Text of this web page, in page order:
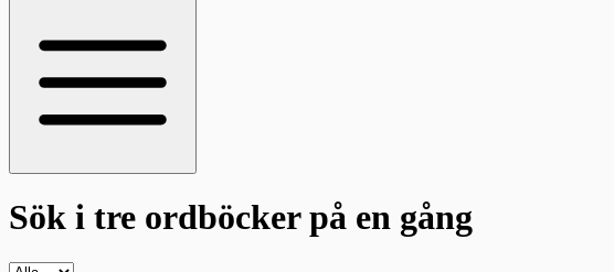
Sök i tre ordböckerpå en gång